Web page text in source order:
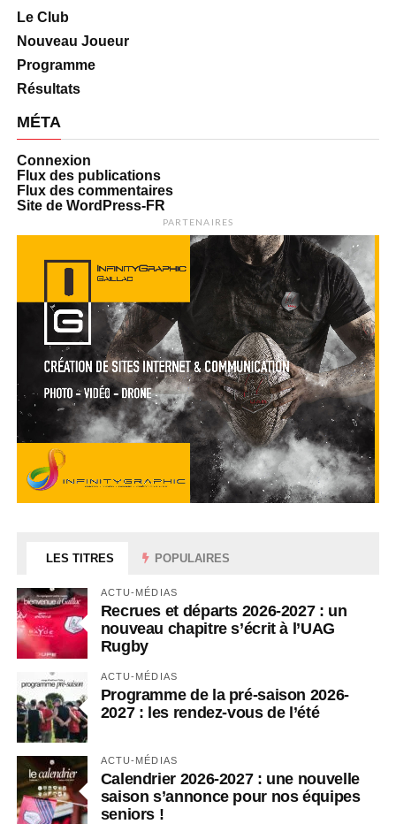
Le Club
Nouveau Joueur
Programme
Résultats
MÉTA
Connexion
Flux des publications
Flux des commentaires
Site de WordPress-FR
PARTENAIRES
LES TITRES POPULAIRES
ACTU-MÉDIAS
Recrues et départs 2026-2027 : un
nouveau chapitre s’écrit à l’UAG
Rugby
ACTU-MÉDIAS
Programme de la pré-saison 2026-
2027 : les rendez-vous de l’été
ACTU-MÉDIAS
Calendrier 2026-2027 : une nouvelle
saison s’annonce pour nos équipes
seniors !